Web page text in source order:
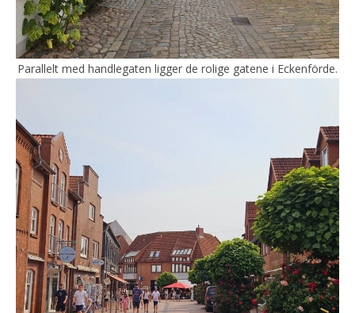
Parallelt med handlegaten ligger de rolige gatene i Eckenförde.